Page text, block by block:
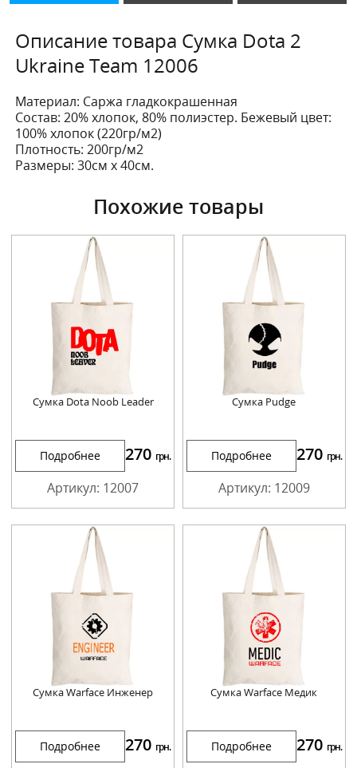
Описание товара Сумка Dota 2
Ukraine Team 12006
Материал: Саржа гладкокрашенная
Состав: 20% хлопок, 80% полиэстер. Бежевый цвет:
100% хлопок (220гр/м2)
Плотность: 200гр/м2
Размеры: 30см х 40см.
Похожие товары
Сумка Dota Noob Leader
Подробнее 270 грн.
Артикул: 12007
Сумка Pudge
Подробнее 270 грн.
Артикул: 12009
Сумка Warface Инженер
Подробнее 270 грн.
Сумка Warface Медик
Подробнее 270 грн.